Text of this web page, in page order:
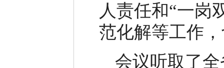
人责任和“一岗
范化解等工作
会议听取了